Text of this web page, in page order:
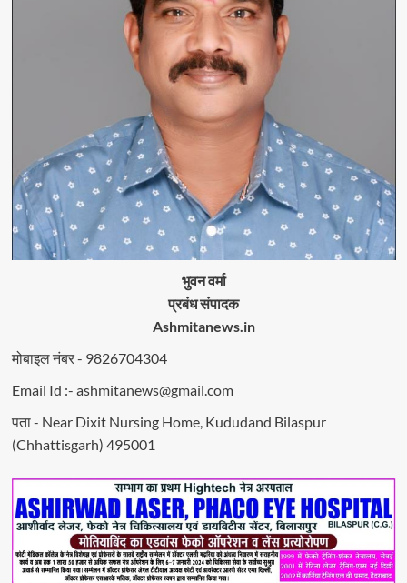
भुवन वर्मा
प्रबंध संपादक
Ashmitanews.in
मोबाइल नंबर - 9826704304
Email Id :- ashmitanews@gmail.com
पता - Near Dixit Nursing Home, Kududand Bilaspur
(Chhattisgarh) 495001